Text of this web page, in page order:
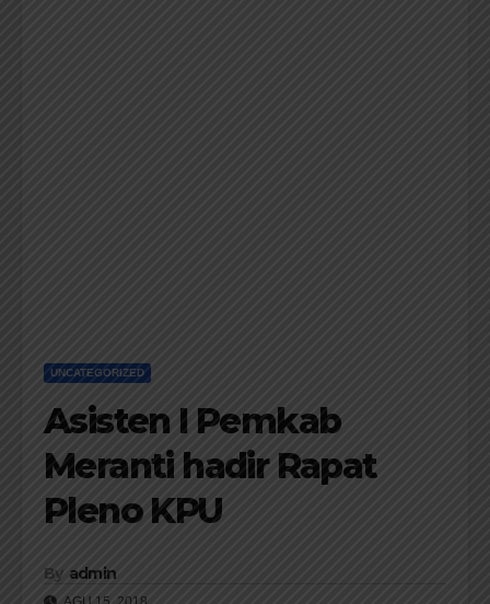
UNCATEGORIZED
Asisten I Pemkab
Meranti hadir Rapat
Pleno KPU
By admin